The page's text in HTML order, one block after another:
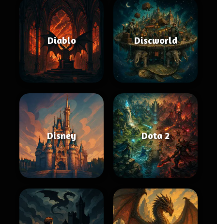
Diablo Discworld
Disney Dota 2